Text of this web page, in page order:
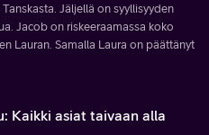
Jäljellä on syyllisyyden
Jacob on riskeeraamassa koko
Lauran. Samalla Laura on päättänyt
Kaikki asiat taivaan alla